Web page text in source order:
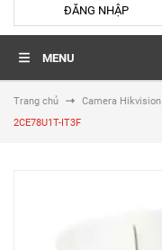
ĐĂNG NHẬP
MENU
Trang chủ Camera Hikvision
2CE78U1T-IT3F